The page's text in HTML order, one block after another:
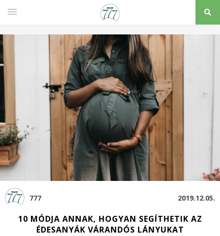
777 2019.12.05.
10 MÓDJA ANNAK, HOGYAN SEGÍTHETIK AZ
ÉDESANYÁK VÁRANDÓS LÁNYUKAT